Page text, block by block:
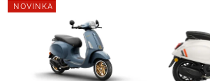
NOVINKA